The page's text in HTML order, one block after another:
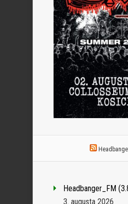
Headbanger_FM
3. augusta 2026